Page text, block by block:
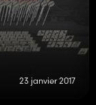
23 janvier 2017